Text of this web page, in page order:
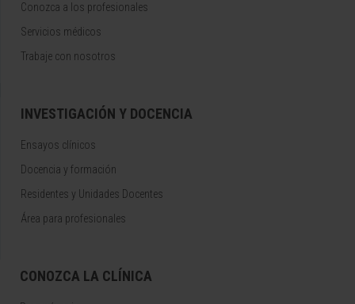
Conozca a los profesionales
Servicios médicos
Trabaje con nosotros
INVESTIGACIÓN Y DOCENCIA
Ensayos clínicos
Docencia y formación
Residentes y Unidades Docentes
Área para profesionales
CONOZCA LA CLÍNICA